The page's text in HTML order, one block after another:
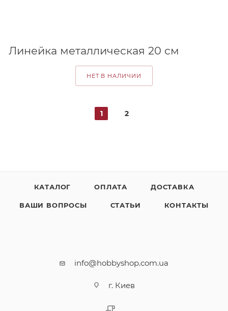
Линейка металлическая 20 см
НЕТ В НАЛИЧИИ
1 2
КАТАЛОГ ОПЛАТА ДОСТАВКА
ВАШИ ВОПРОСЫ СТАТЬИ КОНТАКТЫ
info@hobbyshop.com.ua
г. Киев